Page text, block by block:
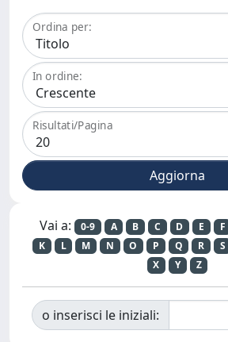
Ordina per:
In ordine:
Risultati/Pagina
Vai a: 0-9 A B C D E F
K
L M N O P Q R S
X
Y Z
o inserisci le iniziali: